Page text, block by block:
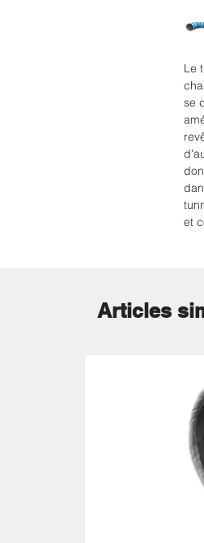
Le
se
et
Articles